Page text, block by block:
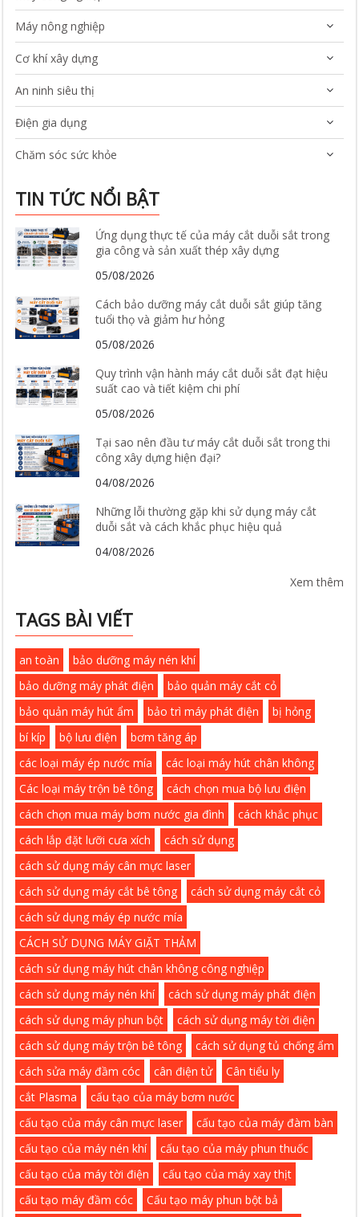
Máy nông nghiệp
Cơ khí xây dựng
An ninh siêu thị
Điện gia dụng
Chăm sóc sức khỏe
TIN TỨC NỔI BẬT
Ứng dụng thực tế của máy cắt duỗi sắt trong
gia công và sản xuất thép xây dựng
05/08/2026
Cách bảo dưỡng máy cắt duỗi sắt giúp tăng
tuổi thọ và giảm hư hỏng
05/08/2026
Quy trình vận hành máy cắt duỗi sắt đạt hiệu
suất cao và tiết kiệm chi phí
05/08/2026
Tại sao nên đầu tư máy cắt duỗi sắt trong thi
công xây dựng hiện đại?
04/08/2026
Những lỗi thường gặp khi sử dụng máy cắt
duỗi sắt và cách khắc phục hiệu quả
04/08/2026
Xem thêm
TAGS BÀI VIẾT
an toàn
bảo dưỡng máy nén khí
bảo dưỡng máy phát điện
bảo quản máy cắt cỏ
bảo quản máy hút ẩm
bảo trì máy phát điện
bị hỏng
bí kíp
bộ lưu điện
bơm tăng áp
các loại máy ép nước mía
các loại máy hút chân không
Các loại máy trộn bê tông
cách chọn mua bộ lưu điện
cách chọn mua máy bơm nước gia đình
cách khắc phục
cách lắp đặt lưỡi cưa xích
cách sử dụng
cách sử dụng máy cân mực laser
cách sử dụng máy cắt bê tông
cách sử dụng máy cắt cỏ
cách sử dụng máy ép nước mía
CÁCH SỬ DỤNG MÁY GIẶT THẢM
cách sử dụng máy hút chân không công nghiệp
cách sử dụng máy nén khí
cách sử dụng máy phát điện
cách sử dụng máy phun bột
cách sử dụng máy tời điện
cách sử dụng máy trộn bê tông
cách sử dụng tủ chống ẩm
cách sửa máy đầm cóc
cân điện tử
Cân tiểu ly
cắt Plasma
cấu tạo của máy bơm nước
cấu tạo của máy cân mực laser
cấu tạo của máy đàm bàn
cấu tạo của máy nén khí
cấu tạo của máy phun thuốc
cấu tạo của máy tời điện
cấu tạo của máy xay thịt
cấu tạo máy đầm cóc
Cấu tạo máy phun bột bả